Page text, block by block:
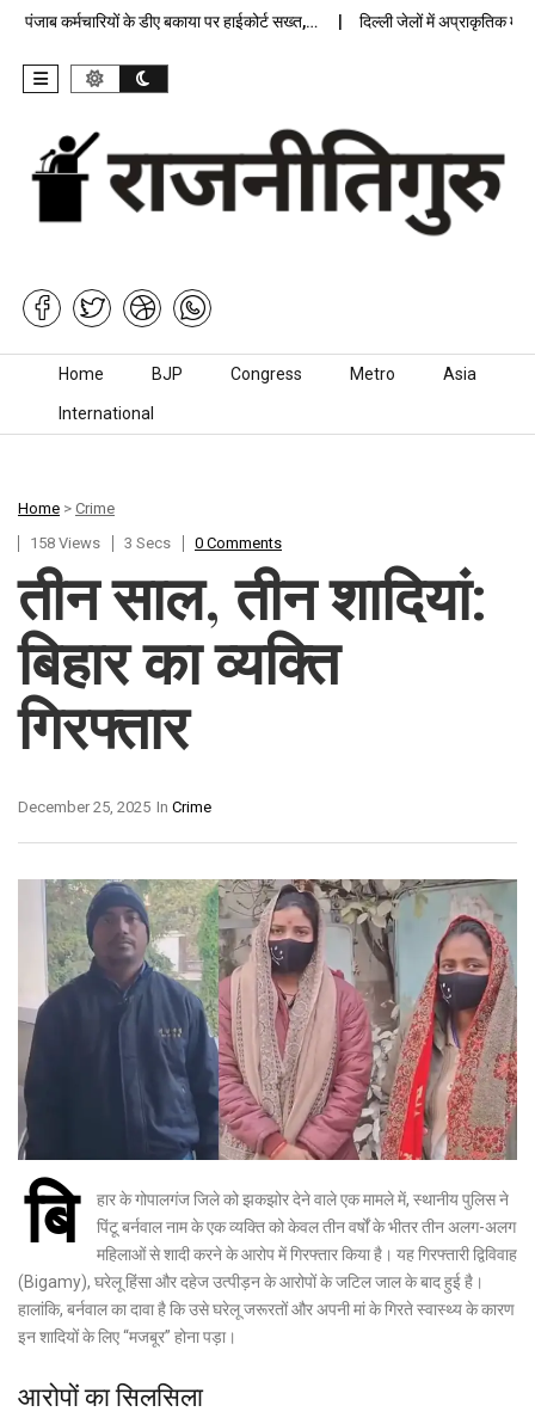
कर्मचारियों के डीए बकाया पर हाईकोर्ट सख्त,… दिल्ली जेलों में अप्राकृतिक मौत पर
Skip to content
Home BJP Congress Metro Asia
International
Home > Crime
158 Views
3 Secs 0 Comments
तीन साल, तीन शादियां:
बिहार का व्यक्ति
गिरफ्तार
In Crime
December 25, 2025
बि
हार के गोपालगंज जिले को झकझोर देने वाले एक मामले में, स्थानीय पुलिस ने
पिंटू बर्नवाल नाम के एक व्यक्ति को केवल तीन वर्षों के भीतर तीन अलग-अलग
महिलाओं से शादी करने के आरोप में गिरफ्तार किया है। यह गिरफ्तारी द्विविवाह
(Bigamy), घरेलू हिंसा और दहेज उत्पीड़न के आरोपों के जटिल जाल के बाद हुई है।
हालांकि, बर्नवाल का दावा है कि उसे घरेलू जरूरतों और अपनी मां के गिरते स्वास्थ्य के कारण
इन शादियों के लिए “मजबूर” होना पड़ा।
आरोपों का सिलसिला